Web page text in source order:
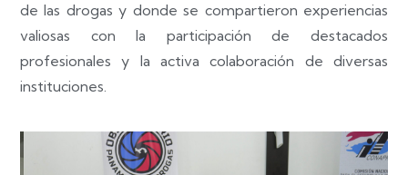
de las drogas y donde se compartieron experiencias
valiosas con la participación de destacados
profesionales y la activa colaboración de diversas
instituciones.